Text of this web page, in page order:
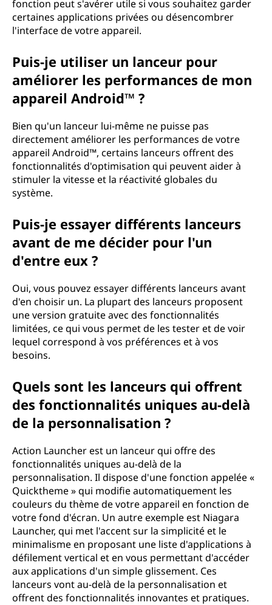
fonction peut s'avérer utile si vous souhaitez garder
certaines applications privées ou désencombrer
l'interface de votre appareil.
Puis-je utiliser un lanceur pour
améliorer les performances de mon
appareil Android™ ?
Bien qu'un lanceur lui-même ne puisse pas
directement améliorer les performances de votre
appareil Android™, certains lanceurs offrent des
fonctionnalités d'optimisation qui peuvent aider à
stimuler la vitesse et la réactivité globales du
système.
Puis-je essayer différents lanceurs
avant de me décider pour l'un
d'entre eux ?
Oui, vous pouvez essayer différents lanceurs avant
d'en choisir un. La plupart des lanceurs proposent
une version gratuite avec des fonctionnalités
limitées, ce qui vous permet de les tester et de voir
lequel correspond à vos préférences et à vos
besoins.
Quels sont les lanceurs qui offrent
des fonctionnalités uniques au-delà
de la personnalisation ?
Action Launcher est un lanceur qui offre des
fonctionnalités uniques au-delà de la
personnalisation. Il dispose d'une fonction appelée «
Quicktheme » qui modifie automatiquement les
couleurs du thème de votre appareil en fonction de
votre fond d'écran. Un autre exemple est Niagara
Launcher, qui met l'accent sur la simplicité et le
minimalisme en proposant une liste d'applications à
défilement vertical et en vous permettant d'accéder
aux applications d'un simple glissement. Ces
lanceurs vont au-delà de la personnalisation et
offrent des fonctionnalités innovantes et pratiques.